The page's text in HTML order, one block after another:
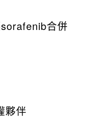
合併
伴